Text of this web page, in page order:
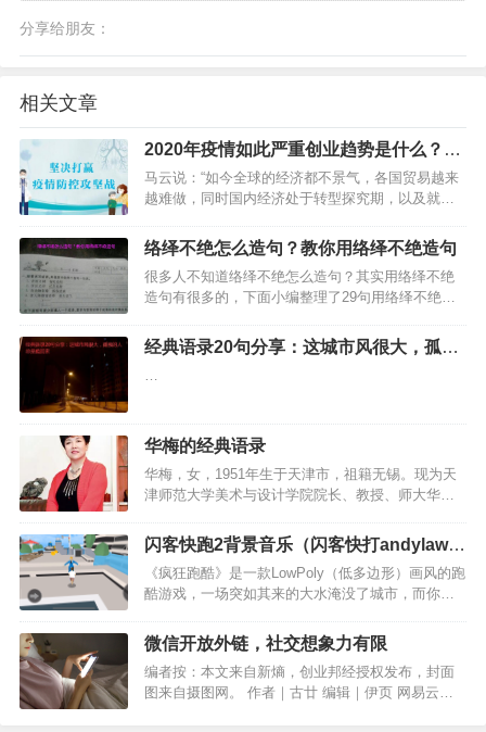
分享给朋友：
相关文章
2020年疫情如此严重创业趋势是什么？疫
情过后适合做什么行业赚钱？
马云说：“如今全球的经济都不景气，各国贸易越来
越难做，同时国内经济处于转型探究期，以及就业
前无所事事。反而以攻为守，以创业带动就业却成
为一种趋向和潮流。”现在大环境下就业的压力越来
越大，很多人苦恼…
络绎不绝怎么造句？教你用络绎不绝造句
很多人不知道络绎不绝怎么造句？其实用络绎不绝
造句有很多的，下面小编整理了29句用络绎不绝造
经典语录20句分享：这城市风很大，孤独
…
华梅的经典语录
华梅，女，1951年生于天津市，祖籍无锡。现为天
津师范大学美术与设计学院院长、教授、师大华梅
献中青年专家”，享受国务院政府津贴。1997年天津
市劳动模范，1998年全国教育系统巾帼建功标兵、
全国…
闪客快跑2背景音乐（闪客快打andylaw的
微博）
《疯狂跑酷》是一款LowPoly（低多边形）画风的跑
酷游戏，一场突如其来的大水淹没了城市，而你在
城市中逃出生天。…
微信开放外链，社交想象力有限
编者按：本文来自新熵，创业邦经授权发布，封面
图来自摄图网。 作者｜古廿 编辑｜伊页 网易云音